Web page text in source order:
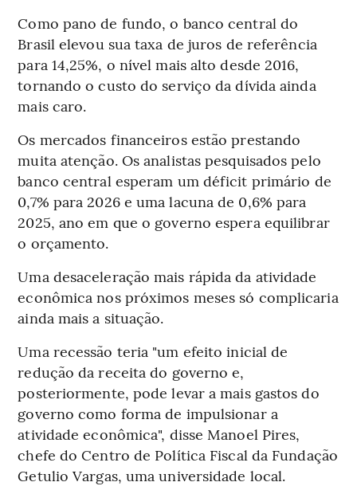
Como pano de fundo, o banco central do
Brasil elevou sua taxa de juros de referência
para 14,25%, o nível mais alto desde 2016,
tornando o custo do serviço da dívida ainda
mais caro.
Os mercados financeiros estão prestando
muita atenção. Os analistas pesquisados pelo
banco central esperam um déficit primário de
0,7% para 2026 e uma lacuna de 0,6% para
2025, ano em que o governo espera equilibrar
o orçamento.
Uma desaceleração mais rápida da atividade
econômica nos próximos meses só complicaria
ainda mais a situação.
Uma recessão teria "um efeito inicial de
redução da receita do governo e,
posteriormente, pode levar a mais gastos do
governo como forma de impulsionar a
atividade econômica", disse Manoel Pires,
chefe do Centro de Política Fiscal da Fundação
Getulio Vargas, uma universidade local.